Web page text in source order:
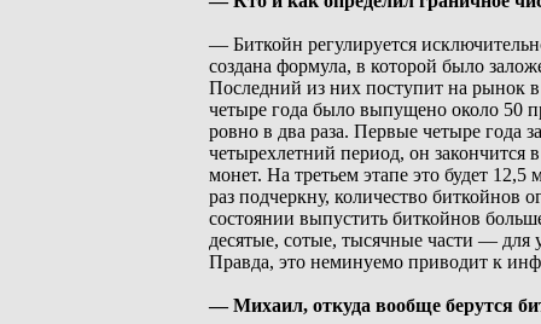
— Биткойн регулируется
создана формула, в которой было
Последний из них поступит на рынок в
четыре года было выпущено около 50
ровно в два раза. Первые четыре года
четырехлетний период, он закончится
монет. На третьем этапе это будет
раз подчеркну, количество биткойнов
состоянии выпустить биткойнов
десятые, сотые, тысячные части — для
Правда, это неминуемо приводит к
— Михаил, откуда вообще берутся